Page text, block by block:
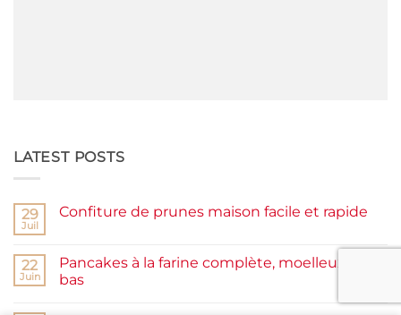
LATEST POSTS
29
Juil
Confiture de prunes maison facile et rapide
Confiture
de
prunes
22
Juin
Pancakes à la farine complète, moelleux et IG
bas